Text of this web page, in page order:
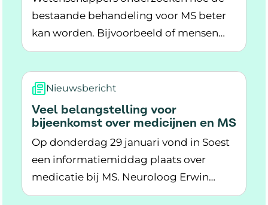
bestaande behandeling voor MS beter
kan worden. Bijvoorbeeld of mensen
met MS minder vaak naar het
Lees meer over Doelmatigheidsonderzoek:
Nieuwsbericht
Veel belangstelling voor
bijeenkomst over medicijnen en MS
Op donderdag 29 januari vond in Soest
een informatiemiddag plaats over
medicatie bij MS. Neuroloog Erwin
Hoogervorst gaf een presentatie en
Lees meer over Veel belangstelling voor